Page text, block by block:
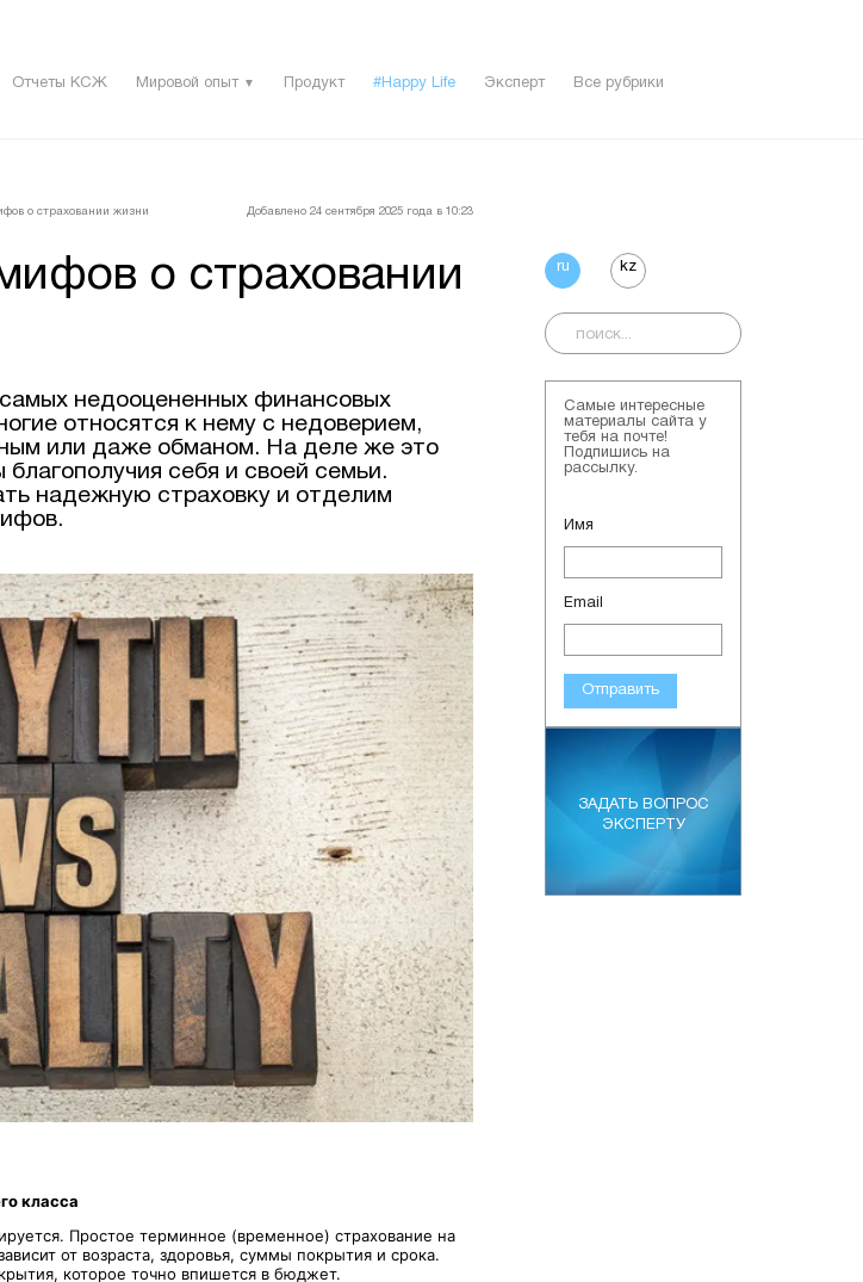
Отчеты КСЖ Мировой опыт ▼ Продукт #Happy Life Эксперт Все рубрики
о страховании жизни Добавлено 24 сентября 2025 года в 10:23
о страховании
недооцененных финансовых
относятся к нему с недоверием,
или даже обманом. На деле же это
себя и своей семьи.
надежную страховку и отделим
класса
Простое терминное (временное) страхование на
от возраста, здоровья, суммы покрытия и срока.
которое точно впишется в бюджет.
ru kz
Самые интересные
материалы сайта у
тебя на почте!
Подпишись на
рассылку.
Имя
Email
Отправить
ЗАДАТЬ ВОПРОС
ЭКСПЕРТУ